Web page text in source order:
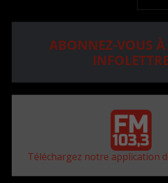
ABONNEZ-VOUS
Téléchargez notre application